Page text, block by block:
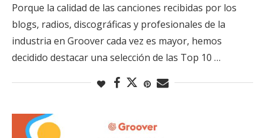
Porque la calidad de las canciones recibidas por los
blogs, radios, discográficas y profesionales de la
industria en Groover cada vez es mayor, hemos
decidido destacar una selección de las Top 10 …